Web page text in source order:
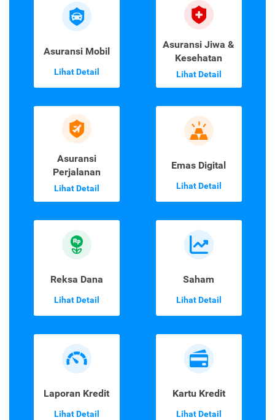
Asuransi Mobil
Lihat Detail
Asuransi Jiwa &
Kesehatan
Lihat Detail
Asuransi
Perjalanan
Lihat Detail
Emas Digital
Lihat Detail
Reksa Dana
Lihat Detail
Saham
Lihat Detail
Laporan Kredit
Lihat Detail
Kartu Kredit
Lihat Detail